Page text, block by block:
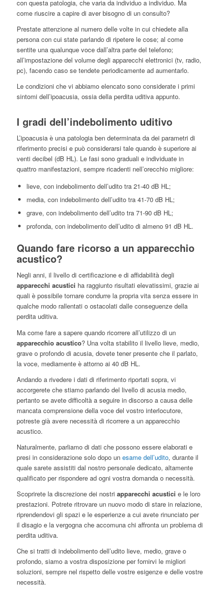
con questa patologia, che varia da individuo a individuo. Ma
come riuscire a capire di aver bisogno di un consulto?
Prestate attenzione al numero delle volte in cui chiedete alla
persona con cui state parlando di ripetere le cose; al come
sentite una qualunque voce dall’altra parte del telefono;
all’impostazione del volume degli apparecchi elettronici (tv, radio,
pc), facendo caso se tendete periodicamente ad aumentarlo.
Le condizioni che vi abbiamo elencato sono considerate i primi
sintomi dell’ipoacusia, ossia della perdita uditiva appunto.
I gradi dell’indebolimento uditivo
L’ipoacusia è una patologia ben determinata da dei parametri di
riferimento precisi e può considerarsi tale quando è superiore ai
venti decibel (dB HL). Le fasi sono graduali e individuate in
quattro manifestazioni, sempre ricadenti nell’orecchio migliore:
lieve, con indebolimento dell’udito tra 21-40 dB HL;
media, con indebolimento dell’udito tra 41-70 dB HL;
grave, con indebolimento dell’udito tra 71-90 dB HL;
profonda, con indebolimento dell’udito di almeno 91 dB HL.
Quando fare ricorso a un apparecchio
acustico?
Negli anni, il livello di certificazione e di affidabilità degli
apparecchi acustici ha raggiunto risultati elevatissimi, grazie ai
quali è possibile tornare condurre la propria vita senza essere in
qualche modo rallentati o ostacolati dalle conseguenze della
perdita uditiva.
Ma come fare a sapere quando ricorrere all’utilizzo di un
apparecchio acustico? Una volta stabilito il livello lieve, medio,
grave o profondo di acusia, dovete tener presente che il parlato,
la voce, mediamente è attorno ai 40 dB HL.
Andando a rivedere i dati di riferimento riportati sopra, vi
accorgerete che stiamo parlando del livello di acusia medio,
pertanto se avete difficoltà a seguire in discorso a causa delle
mancata comprensione della voce del vostro interlocutore,
potreste già avere necessità di ricorrere a un apparecchio
acustico.
Naturalmente, parliamo di dati che possono essere elaborati e
presi in considerazione solo dopo un esame dell’udito, durante il
quale sarete assistiti dal nostro personale dedicato, altamente
qualificato per rispondere ad ogni vostra domanda o necessità.
Scoprirete la discrezione dei nostri apparecchi acustici e le loro
prestazioni. Potrete ritrovare un nuovo modo di stare in relazione,
riprendendovi gli spazi e le esperienze a cui avete rinunciato per
il disagio e la vergogna che accomuna chi affronta un problema di
perdita uditiva.
Che si tratti di indebolimento dell’udito lieve, medio, grave o
profondo, siamo a vostra disposizione per fornirvi le migliori
soluzioni, sempre nel rispetto delle vostre esigenze e delle vostre
necessità.